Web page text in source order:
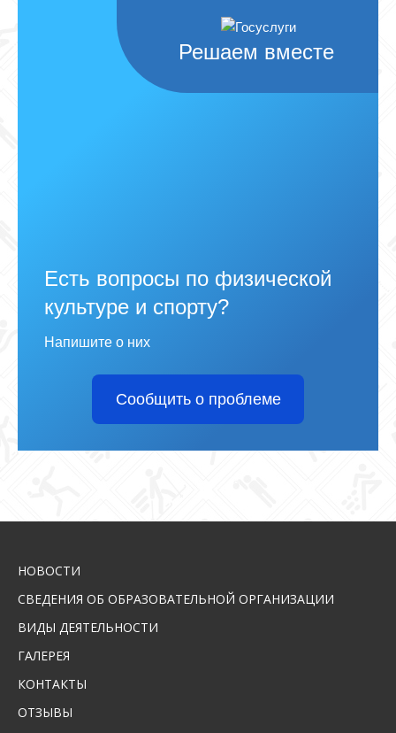
Решаем вместе
Есть вопросы по физической
культуре и спорту?
Напишите о них
Сообщить о проблеме
НОВОСТИ
СВЕДЕНИЯ ОБ ОБРАЗОВАТЕЛЬНОЙ ОРГАНИЗАЦИИ
ВИДЫ ДЕЯТЕЛЬНОСТИ
ГАЛЕРЕЯ
КОНТАКТЫ
ОТЗЫВЫ